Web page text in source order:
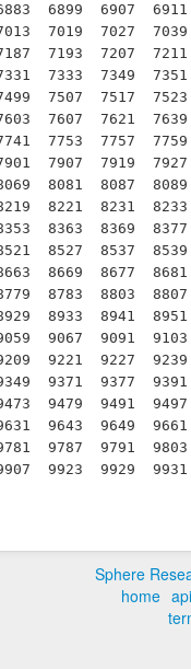
6899  6907
7019  7027
7193  7207
7333  7349
7507  7517
7607  7621
7753  7757
7907  7919
8081  8087
8221  8231
8363  8369
8527  8537
8669  8677
8783  8803
8933  8941
9067  9091
9221  9227
9371  9377
9479  9491
9643  9649
9787  9791
9923  9929
Sphere
home api